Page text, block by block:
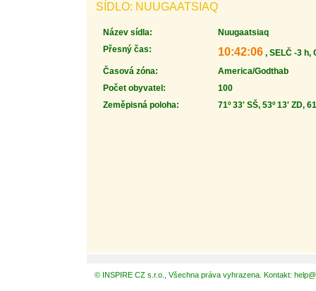
SÍDLO: NUUGAATSIAQ
Název sídla:
Nuugaatsiaq
Přesný čas:
10:42:06 , SELČ -3 h,
Časová zóna:
America/Godthab
Počet obyvatel:
100
Zeměpisná poloha:
71º 33' SŠ, 53º 13' ZD,
© INSPIRE CZ s.r.o., Všechna práva vyhrazena. Kontakt: